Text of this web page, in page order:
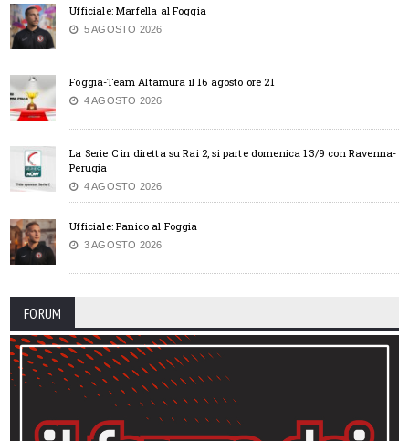
Ufficiale: Marfella al Foggia
5 AGOSTO 2026
Foggia-Team Altamura il 16 agosto ore 21
4 AGOSTO 2026
La Serie C in diretta su Rai 2, si parte domenica 13/9 con Ravenna-
Perugia
4 AGOSTO 2026
Ufficiale: Panico al Foggia
3 AGOSTO 2026
FORUM